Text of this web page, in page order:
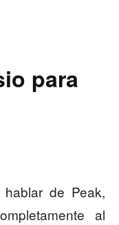
para
de Peak,
al